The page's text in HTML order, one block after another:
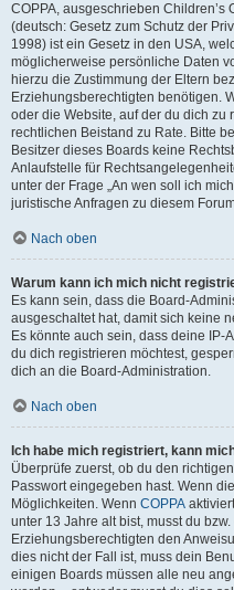
COPPA, ausgeschrieben Children’s
(deutsch: Gesetz zum Schutz der
1998) ist ein Gesetz in den USA,
möglicherweise persönliche Daten
hierzu die Zustimmung der Eltern
Erziehungsberechtigten benötigen.
oder die Website, auf der du dich zu
rechtlichen Beistand zu Rate. Bitte
Besitzer dieses Boards keine
Anlaufstelle für
unter der Frage „An wen soll ich
juristische Anfragen zu diesem
Nach oben
Warum kann ich mich nicht
Es kann sein, dass die Board-
ausgeschaltet hat, damit sich keine
Es könnte auch sein, dass deine IP-
du dich registrieren möchtest,
dich an die Board-Administration.
Nach oben
Ich habe mich registriert, kann
Überprüfe zuerst, ob du den
Passwort eingegeben hast. Wenn
Möglichkeiten. Wenn COPPA
unter 13 Jahre alt bist, musst du
Erziehungsberechtigten den
dies nicht der Fall ist, muss dein
einigen Boards müssen alle neu